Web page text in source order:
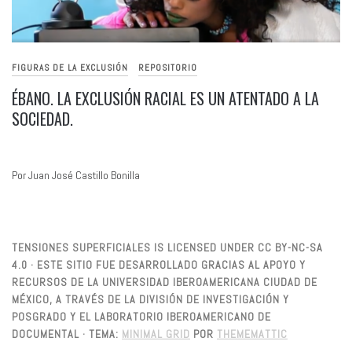
FIGURAS DE LA EXCLUSIÓN REPOSITORIO
ÉBANO. LA EXCLUSIÓN RACIAL ES UN ATENTADO A LA
SOCIEDAD.
Por Juan José Castillo Bonilla
TENSIONES SUPERFICIALES IS LICENSED UNDER CC BY-NC-SA
4.0 · ESTE SITIO FUE DESARROLLADO GRACIAS AL APOYO Y
RECURSOS DE LA UNIVERSIDAD IBEROAMERICANA CIUDAD DE
MÉXICO, A TRAVÉS DE LA DIVISIÓN DE INVESTIGACIÓN Y
POSGRADO Y EL LABORATORIO IBEROAMERICANO DE
DOCUMENTAL · TEMA: MINIMAL GRID POR THEMEMATTIC